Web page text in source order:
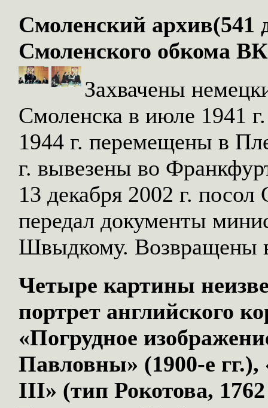
Смоленский архив(541
Смоленского обкома
Захвачены
Смоленска в июле 1941
1944 г. перемещены в
г. вывезены во
13 декабря 2002 г.
передал документы
Швыдкому. Возвращены
Четыре картины
портрет английского
«Погрудное
Павловны» (1900-е
III» (тип Рокотова,